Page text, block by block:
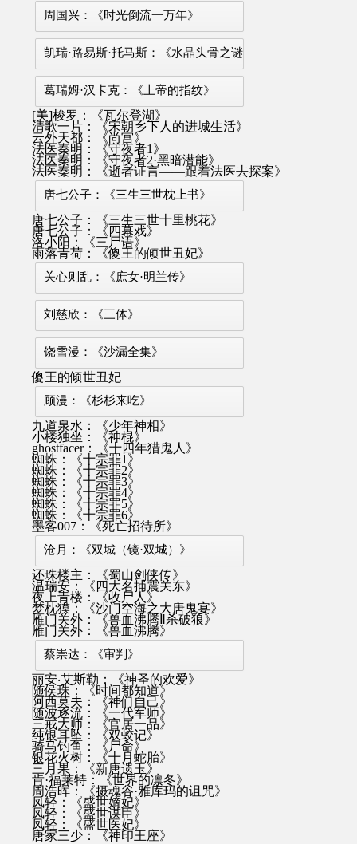
周国兴：《时光倒流一万年》
凯瑞·路易斯·托马斯：《水晶头骨之谜》
葛瑞姆·汉卡克：《上帝的指纹》
[美]梭罗：《瓦尔登湖》
清歌一片：《宋朝乡下人的进城生活》
云外天都：《尚宫》
法医秦明：《守夜者1》
法医秦明：《守夜者2·黑暗潜能》
法医秦明：《逝者证言——跟着法医去探案》
唐七公子：《三生三世枕上书》
唐七公子：《三生三世十里桃花》
唐七公子：《四幕戏》
洛小阳：《三尸语》
雨落青荷：《傻王的倾世丑妃》
关心则乱：《庶女·明兰传》
刘慈欣：《三体》
饶雪漫：《沙漏全集》
傻王的倾世丑妃
顾漫：《杉杉来吃》
九道泉水：《少年神相》
小楼独坐：《神棍》
ghostfacer：《十四年猎鬼人》
蜘蛛：《十宗罪1》
蜘蛛：《十宗罪2》
蜘蛛：《十宗罪3》
蜘蛛：《十宗罪4》
蜘蛛：《十宗罪5》
蜘蛛：《十宗罪6》
墨客007：《死亡招待所》
沧月：《双城（镜·双城）》
还珠楼主：《蜀山剑侠传》
温瑞安：《四大名捕震关东》
夜上青楼：《收尸人》
梦枕獏：《沙门空海之大唐鬼宴》
雁门关外：《兽血沸腾Ⅱ杀破狼》
雁门关外：《兽血沸腾》
蔡崇达：《审判》
丽安‧艾斯勒：《神圣的欢爱》
随侯珠：《时间都知道》
阿西莫夫：《神们自己》
随波逐流：《一代军师》
三戒大师：《官居一品》
纯银耳坠：《双蛟记》
骑马钓鱼：《尸命》
银花火树：《十月蛇胎》
三月果：《新唐遗玉》
肯·福莱特：《世界的凛冬》
周浩晖：《摄魂谷·雅库玛的诅咒》
凤轻：《盛世嫡妃》
凤轻：《盛世谋臣》
凤轻：《盛世医妃》
唐家三少：《神印王座》